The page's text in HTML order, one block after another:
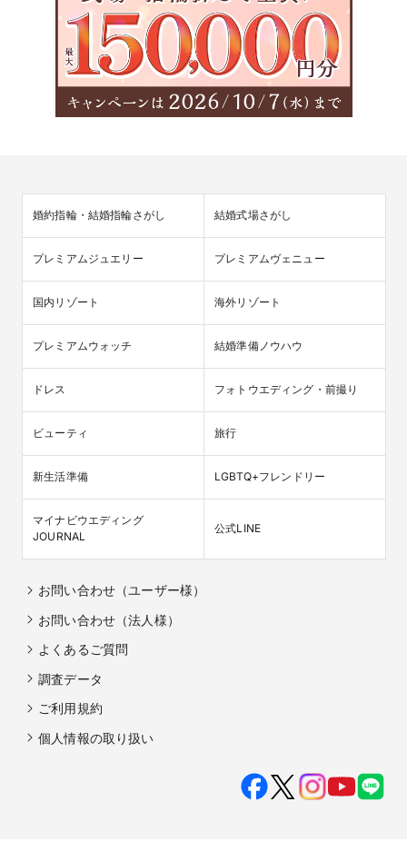
Weddingday PREMIUM、T&Gとセブン銀行が共同開
式の招待からご祝儀までがよりスムーズになったサービスをご
紹介します。
婚約指輪・結婚指輪さがし 結婚式場さがし
プレミアムジュエリー プレミアムヴェニュー
国内リゾート 海外リゾート
プレミアムウォッチ 結婚準備ノウハウ
ドレス フォトウエディング・前撮り
ビューティ 旅行
新生活準備 LGBTQ+フレンドリー
マイナビウエディング
JOURNAL
公式LINE
お問い合わせ（ユーザー様）
お問い合わせ（法人様）
よくあるご質問
調査データ
ご利用規約
個人情報の取り扱い